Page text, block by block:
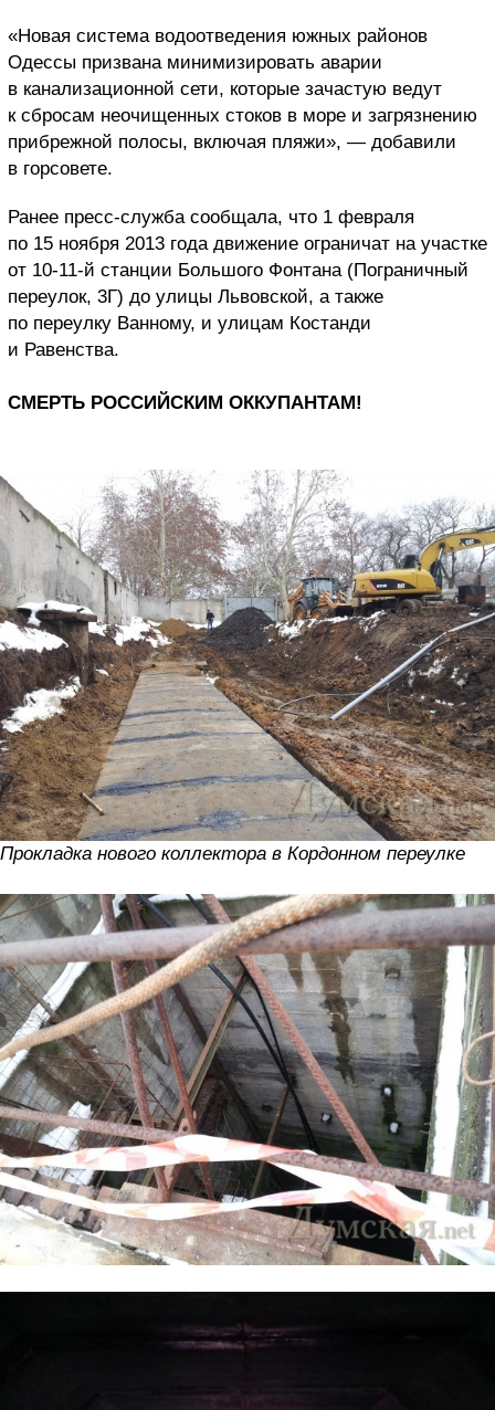
«Новая система водоотведения южных районов
Одессы призвана минимизировать аварии
в канализационной сети, которые зачастую ведут
к сбросам неочищенных стоков в море и загрязнению
прибрежной полосы, включая пляжи», — добавили
в горсовете.
Ранее пресс-служба сообщала, что 1 февраля
по 15 ноября 2013 года движение ограничат на участке
от 10-11-й станции Большого Фонтана (Пограничный
переулок, 3Г) до улицы Львовской, а также
по переулку Ванному, и улицам Костанди
и Равенства.
СМЕРТЬ РОССИЙСКИМ ОККУПАНТАМ!
Прокладка нового коллектора в Кордонном переулке